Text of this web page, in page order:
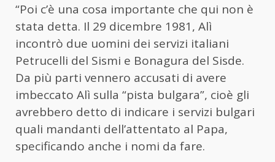
“Poi c’è una cosa importante che qui non è
stata detta. Il 29 dicembre 1981, Alì
incontrò due uomini dei servizi italiani
Petrucelli del Sismi e Bonagura del Sisde.
Da più parti vennero accusati di avere
imbeccato Alì sulla “pista bulgara”, cioè gli
avrebbero detto di indicare i servizi bulgari
quali mandanti dell’attentato al Papa,
specificando anche i nomi da fare.